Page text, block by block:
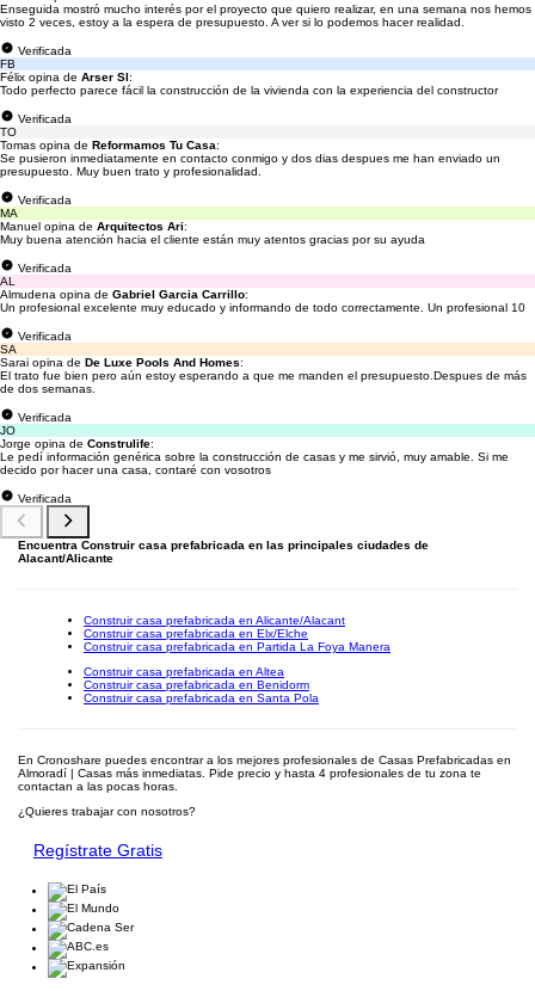
Enseguida mostró mucho interés por el proyecto que quiero realizar, en una semana nos hemos
visto 2 veces, estoy a la espera de presupuesto. A ver si lo podemos hacer realidad.
Verificada
FB
Félix opina de Arser Sl:
Todo perfecto parece fácil la construcción de la vivienda con la experiencia del constructor
Verificada
TO
Tomas opina de Reformamos Tu Casa:
Se pusieron inmediatamente en contacto conmigo y dos dias despues me han enviado un
presupuesto. Muy buen trato y profesionalidad.
Verificada
MA
Manuel opina de Arquitectos Ari:
Muy buena atención hacia el cliente están muy atentos gracias por su ayuda
Verificada
AL
Almudena opina de Gabriel Garcia Carrillo:
Un profesional excelente muy educado y informando de todo correctamente. Un profesional 10
Verificada
SA
Sarai opina de De Luxe Pools And Homes:
El trato fue bien pero aún estoy esperando a que me manden el presupuesto.Despues de más
de dos semanas.
Verificada
JO
Jorge opina de Construlife:
Le pedí información genérica sobre la construcción de casas y me sirvió, muy amable. Si me
decido por hacer una casa, contaré con vosotros
Verificada
Encuentra Construir casa prefabricada en las principales ciudades de
Alacant/Alicante
Construir casa prefabricada en Alicante/Alacant
Construir casa prefabricada en Elx/Elche
Construir casa prefabricada en Partida La Foya Manera
Construir casa prefabricada en Altea
Construir casa prefabricada en Benidorm
Construir casa prefabricada en Santa Pola
En Cronoshare puedes encontrar a los mejores profesionales de Casas Prefabricadas en
Almoradí | Casas más inmediatas. Pide precio y hasta 4 profesionales de tu zona te
contactan a las pocas horas.
¿Quieres trabajar con nosotros?
Regístrate Gratis